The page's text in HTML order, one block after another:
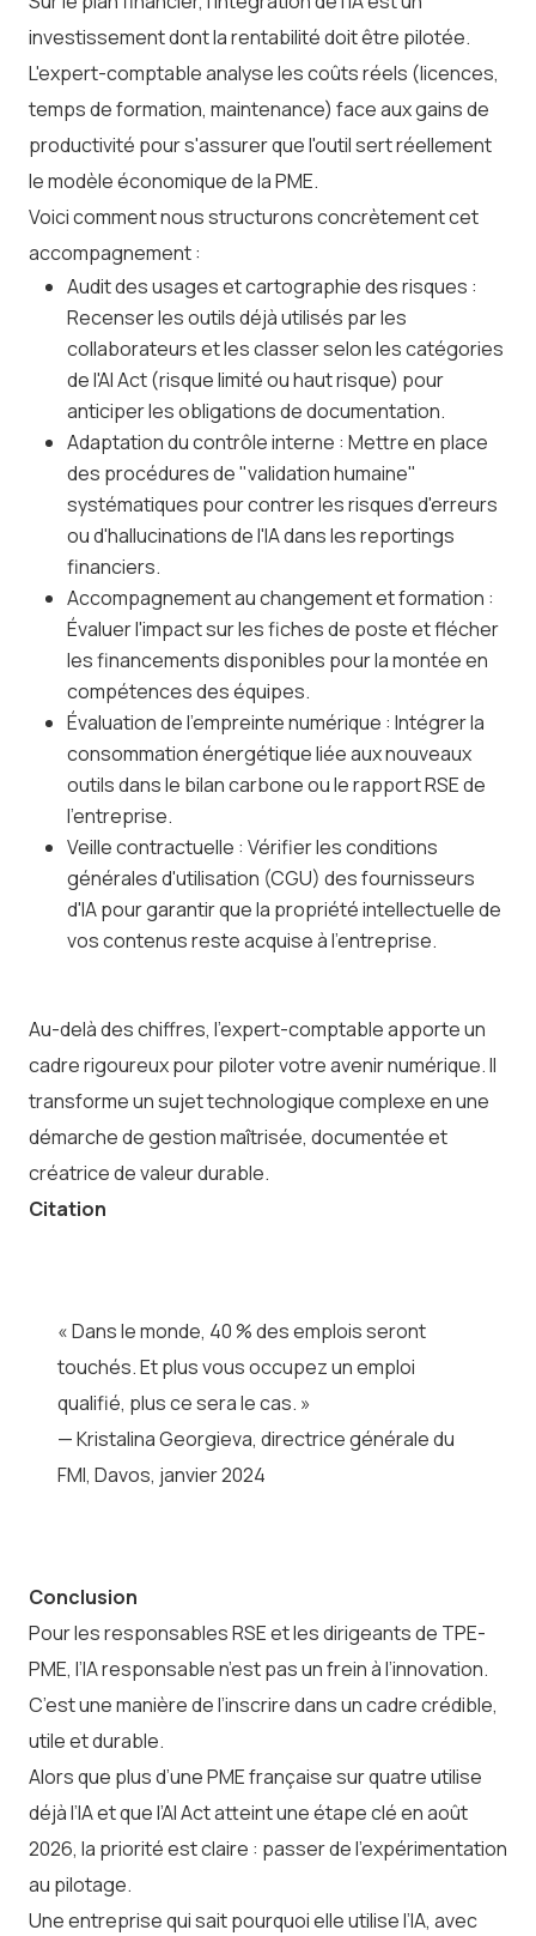
investissement dont la rentabilité doit être pilotée.
L'expert-comptable analyse les coûts réels (licences,
temps de formation, maintenance) face aux gains de
productivité pour s'assurer que l'outil sert réellement
le modèle économique de la PME.
Voici comment nous structurons concrètement cet
accompagnement :
Audit des usages et cartographie des risques :
Recenser les outils déjà utilisés par les
collaborateurs et les classer selon les catégories
de l'AI Act (risque limité ou haut risque) pour
anticiper les obligations de documentation.
Adaptation du contrôle interne : Mettre en place
des procédures de "validation humaine"
systématiques pour contrer les risques d'erreurs
ou d'hallucinations de l'IA dans les reportings
financiers.
Accompagnement au changement et formation :
Évaluer l'impact sur les fiches de poste et flécher
les financements disponibles pour la montée en
compétences des équipes.
Évaluation de l'empreinte numérique : Intégrer la
consommation énergétique liée aux nouveaux
outils dans le bilan carbone ou le rapport RSE de
l'entreprise.
Veille contractuelle : Vérifier les conditions
générales d'utilisation (CGU) des fournisseurs
d'IA pour garantir que la propriété intellectuelle de
vos contenus reste acquise à l'entreprise.
Au-delà des chiffres, l’expert-comptable apporte un
cadre rigoureux pour piloter votre avenir numérique. Il
transforme un sujet technologique complexe en une
démarche de gestion maîtrisée, documentée et
créatrice de valeur durable.
Citation
« Dans le monde, 40 % des emplois seront
touchés. Et plus vous occupez un emploi
qualifié, plus ce sera le cas. »
— Kristalina Georgieva, directrice générale du
FMI, Davos, janvier 2024
Conclusion
Pour les responsables RSE et les dirigeants de TPE-
PME, l’IA responsable n’est pas un frein à l’innovation.
C’est une manière de l’inscrire dans un cadre crédible,
utile et durable.
Alors que plus d’une PME française sur quatre utilise
déjà l’IA et que l’AI Act atteint une étape clé en août
2026, la priorité est claire : passer de l’expérimentation
au pilotage.
Une entreprise qui sait pourquoi elle utilise l’IA, avec